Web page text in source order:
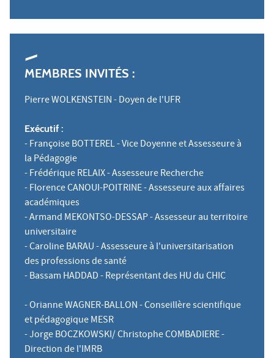
MEMBRES INVITÉS :
Pierre WOLKENSTEIN - Doyen de l'UFR
Exécutif :
- Françoise BOTTEREL - Vice Doyenne et Assesseure à
la Pédagogie
- Frédérique RELAIX - Assesseure Recherche
- Florence CANOUI-POITRINE - Assesseure aux affaires
académiques
- Armand MEKONTSO-DESSAP - Assesseur au territoire
universitaire
- Caroline BARAU - Assesseure à l'universitarisation
des professions de santé
- Bassam HADDAD - Représentant des HU du CHIC
- Orianne WAGNER-BALLON - Conseillère scientifique
et pédagogique MESR
- Jorge BOCZKOWSKI/ Christophe COMBADIERE -
Direction de l'IMRB